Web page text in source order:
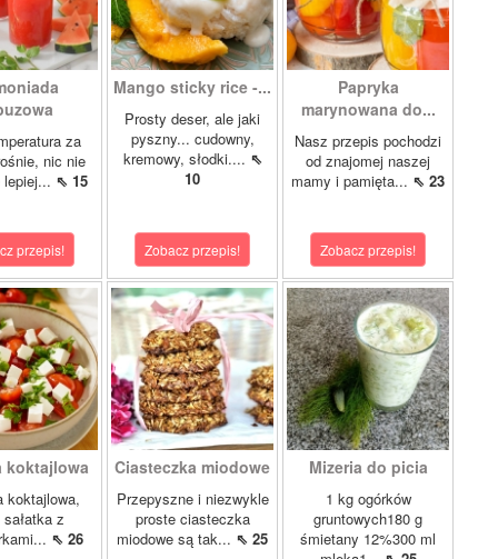
za
nic nie
⇖ 15
przepis!
Mango sticky rice -...
Prosty deser, ale jaki
pyszny... cudowny,
kremowy, słodki.... ⇖
10
Zobacz przepis!
Papryka
marynowana do...
Nasz przepis pochodzi
od znajomej naszej
mamy i pamięta... ⇖ 23
Zobacz przepis!
koktajlowa
koktajlowa,
z
⇖ 26
Ciasteczka miodowe
Przepyszne i niezwykle
proste ciasteczka
miodowe są tak... ⇖ 25
Mizeria do picia
1 kg ogórków
gruntowych180 g
śmietany 12%300 ml